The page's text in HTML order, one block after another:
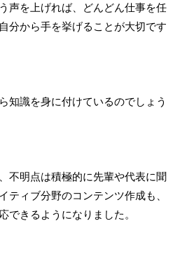
声を上げれば、どんどん仕事を任
分から手を挙げることが大切です
知識を身に付けているのでしょう
不明点は積極的に先輩や代表に聞
ティブ分野のコンテンツ作成も、
できるようになりました。